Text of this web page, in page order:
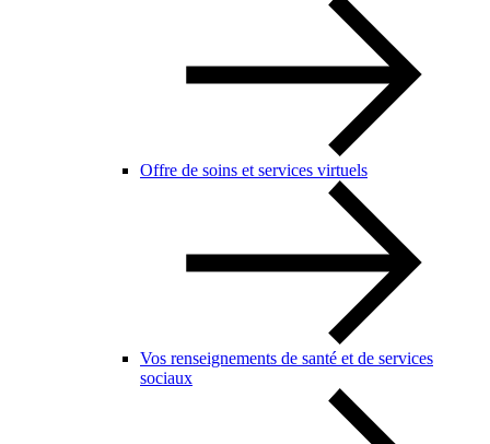
Offre de soins et services virtuels
Vos renseignements de santé et de services
sociaux